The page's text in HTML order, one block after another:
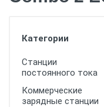
Категории
Станции
постоянного тока
Коммерческие
зарядные станции